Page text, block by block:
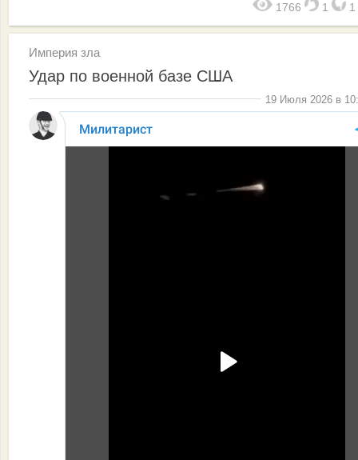
1766 1 1
Империя зла
Удар по военной базе США
19 Июля 2026 в